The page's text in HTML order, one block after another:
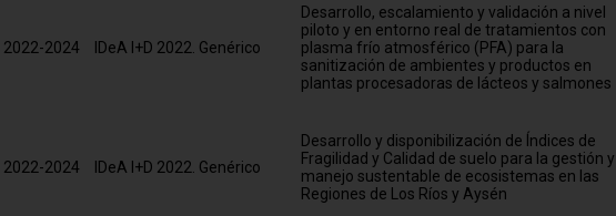
2022-2024 IDeA I+D 2022. Genérico
Desarrollo, escalamiento y validación a nivel
piloto y en entorno real de tratamientos con
plasma frío atmosférico (PFA) para la
sanitización de ambientes y productos en
plantas procesadoras de lácteos y salmones
2022-2024 IDeA I+D 2022. Genérico
Desarrollo y disponibilización de Índices de
Fragilidad y Calidad de suelo para la gestión y
manejo sustentable de ecosistemas en las
Regiones de Los Ríos y Aysén